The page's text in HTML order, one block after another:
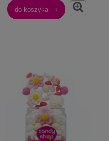
do koszyka